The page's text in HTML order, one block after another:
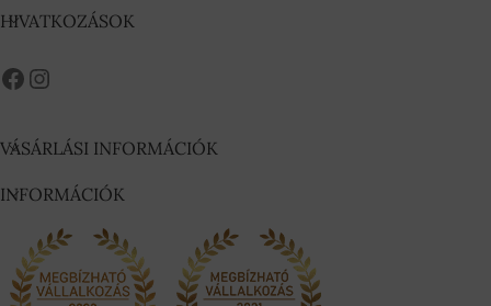
HIVATKOZÁSOK
VÁSÁRLÁSI INFORMÁCIÓK
INFORMÁCIÓK